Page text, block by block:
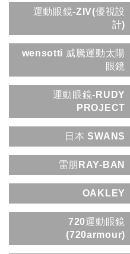
運動眼鏡-ZIV(優視設
計)
wensotti 威騰運動太陽
眼鏡
運動眼鏡-RUDY
PROJECT
日本 SWANS
雷朋RAY-BAN
OAKLEY
720運動眼鏡
(720armour)